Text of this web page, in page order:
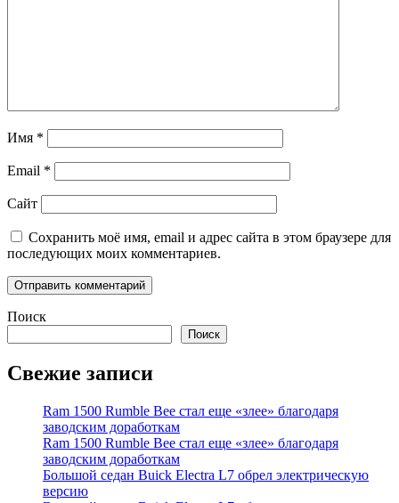
Имя *
Email *
Сайт
Сохранить моё имя, email и адрес сайта в этом браузере для
последующих моих комментариев.
Поиск
Поиск
Свежие записи
Ram 1500 Rumble Bee стал еще «злее» благодаря
заводским доработкам
Ram 1500 Rumble Bee стал еще «злее» благодаря
заводским доработкам
Большой седан Buick Electra L7 обрел электрическую
версию